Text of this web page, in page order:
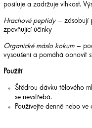
posiluje a zadržuje vlhkost.
Hrachové peptidy– zásobují
zpevňující účinky
Organické máslo kokum–
vysoušení a pomáhá obnovit
Použití
Štědrou dávku tělového
se nevstřebá.
Používejte denně nebo